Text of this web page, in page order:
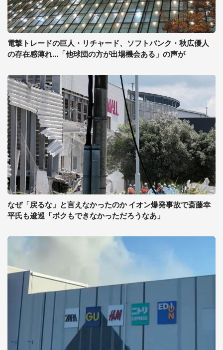
電撃トレードの巨人・リチャード、ソフトバンク・秋広優人
の存在感薄れ...「他球団の方が出場機会ある」の声が
なぜ「戻るな」と言えなかったのか イオン爆発事故で斎藤幸
平氏も逡巡「ボクもできなかっただろうなあ」